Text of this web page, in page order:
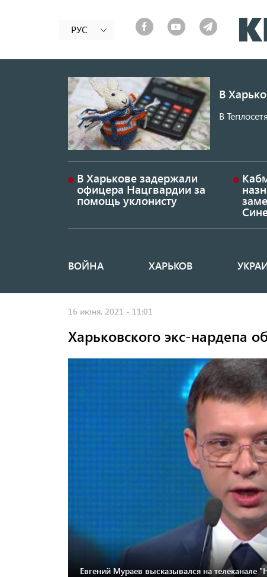
РУС
В
В
В Харькове задержали
офицера Нацгвардии за
помощь уклонисту
Основная
ВОЙНА ХАРЬКОВ
16 июня, 2021 - 11:01
Харьковского экс-нардепа
Евгений Мураев высказывался на